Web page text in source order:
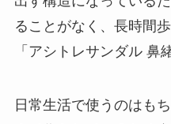
ることがなく、長時間
「アシトレサンダル 鼻
日常生活で使うのはも